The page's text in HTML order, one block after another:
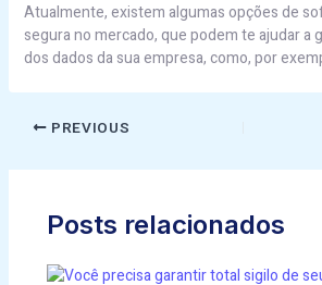
Atualmente, existem algumas opções de
segura no mercado, que podem te ajudar a
dos dados da sua empresa, como, por
PREVIOUS
Posts relacionados